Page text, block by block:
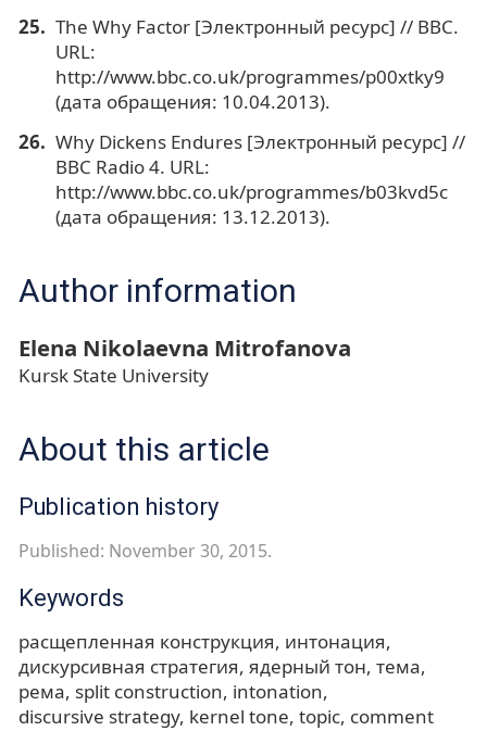
The Why Factor [Электронный ресурс] // BBC.
URL:
http://www.bbc.co.uk/programmes/p00xtky9
(дата обращения: 10.04.2013).
Why Dickens Endures [Электронный ресурс] //
BBC Radio 4. URL:
http://www.bbc.co.uk/programmes/b03kvd5c
(дата обращения: 13.12.2013).
Author information
Elena Nikolaevna Mitrofanova
Kursk State University
About this article
Publication history
Published: November 30, 2015.
Keywords
расщепленная конструкция интонация
дискурсивная стратегия ядерный тон тема
рема split construction intonation
discursive strategy kernel tone topic comment